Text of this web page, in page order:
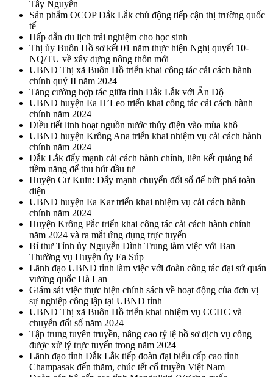
Tây Nguyên
Sản phẩm OCOP Đắk Lắk chủ động tiếp cận thị trường quốc
tế
Hấp dẫn du lịch trải nghiệm cho học sinh
Thị ủy Buôn Hồ sơ kết 01 năm thực hiện Nghị quyết 10-
NQ/TU về xây dựng nông thôn mới
UBND Thị xã Buôn Hồ triển khai công tác cải cách hành
chính quý II năm 2024
Tăng cường hợp tác giữa tỉnh Đắk Lắk với Ấn Độ
UBND huyện Ea H’Leo triển khai công tác cải cách hành
chính năm 2024
Điều tiết linh hoạt nguồn nước thủy điện vào mùa khô
UBND huyện Krông Ana triển khai nhiệm vụ cải cách hành
chính năm 2024
Đắk Lắk đẩy mạnh cải cách hành chính, liên kết quảng bá
tiềm năng để thu hút đầu tư
Huyện Cư Kuin: Đẩy mạnh chuyển đổi số để bứt phá toàn
diện
UBND huyện Ea Kar triển khai nhiệm vụ cải cách hành
chính năm 2024
Huyện Krông Pắc triển khai công tác cải cách hành chính
năm 2024 và ra mắt ứng dụng trực tuyến
Bí thư Tỉnh ủy Nguyễn Đình Trung làm việc với Ban
Thường vụ Huyện ủy Ea Súp
Lãnh đạo UBND tỉnh làm việc với đoàn công tác đại sứ quán
vương quốc Hà Lan
Giám sát việc thực hiện chính sách về hoạt động của đơn vị
sự nghiệp công lập tại UBND tỉnh
UBND Thị xã Buôn Hồ triển khai nhiệm vụ CCHC và
chuyển đổi số năm 2024
Tập trung tuyên truyền, nâng cao tỷ lệ hồ sơ dịch vụ công
được xử lý trực tuyến trong năm 2024
Lãnh đạo tỉnh Đắk Lắk tiếp đoàn đại biểu cấp cao tỉnh
Champasak đến thăm, chúc tết cổ truyền Việt Nam